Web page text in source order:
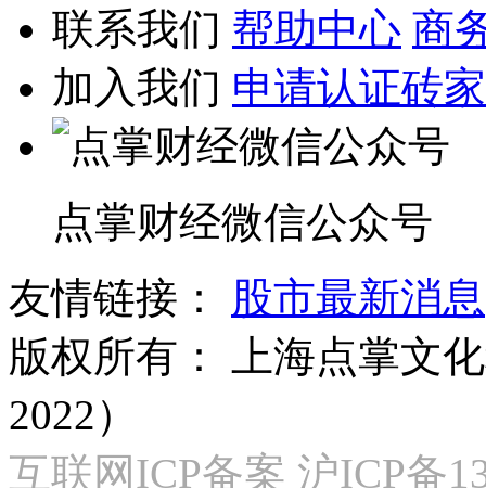
联系我们 帮助中心 商
加入我们 申请认证砖家
点掌财经微信公众号
友情链接：
股市最新消息
版权所有：
上海点掌文
2022）
互联网ICP备案 沪ICP备